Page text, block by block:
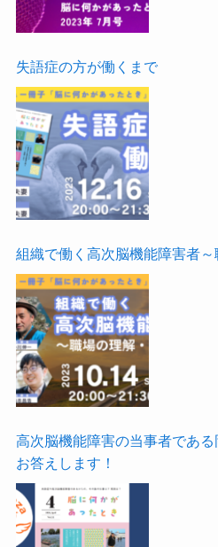
失語症の方が働くまで
組織で働く高次脳機能障害者
高次脳機能障害の当事者であ
お答えします！